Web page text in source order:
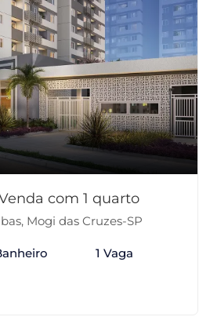
com 1 quarto
Mogi das Cruzes-SP
1 Vaga